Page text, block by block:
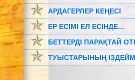
АРДАГЕРЛЕР КЕҢЕСІ
ЕР ЕСІМІ ЕЛ ЕСІНДЕ...
БЕТТЕРДІ ПАРАҚТАЙ
ТУЫСТАРЫНЫҢ